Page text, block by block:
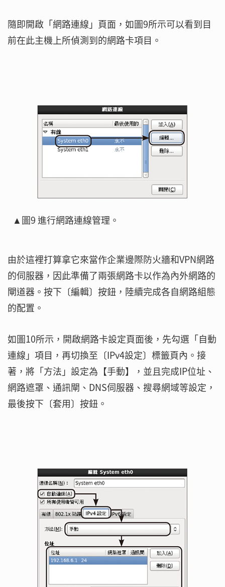
隨即開啟「網路連線」頁面，如圖9所示可以看到目
前在此主機上所偵測到的網路卡項目。
▲圖9 進行網路連線管理。
由於這裡打算拿它來當作企業邊際防火牆和VPN網路
的伺服器，因此準備了兩張網路卡以作為內外網路的
閘道器。按下〔編輯〕按鈕，陸續完成各自網路組態
的配置。
如圖10所示，開啟網路卡設定頁面後，先勾選「自動
連線」項目，再切換至〔IPv4設定〕標籤頁內。接
著，將「方法」設定為【手動】，並且完成IP位址、
網路遮罩、通訊閘、DNS伺服器、搜尋網域等設定，
最後按下〔套用〕按鈕。